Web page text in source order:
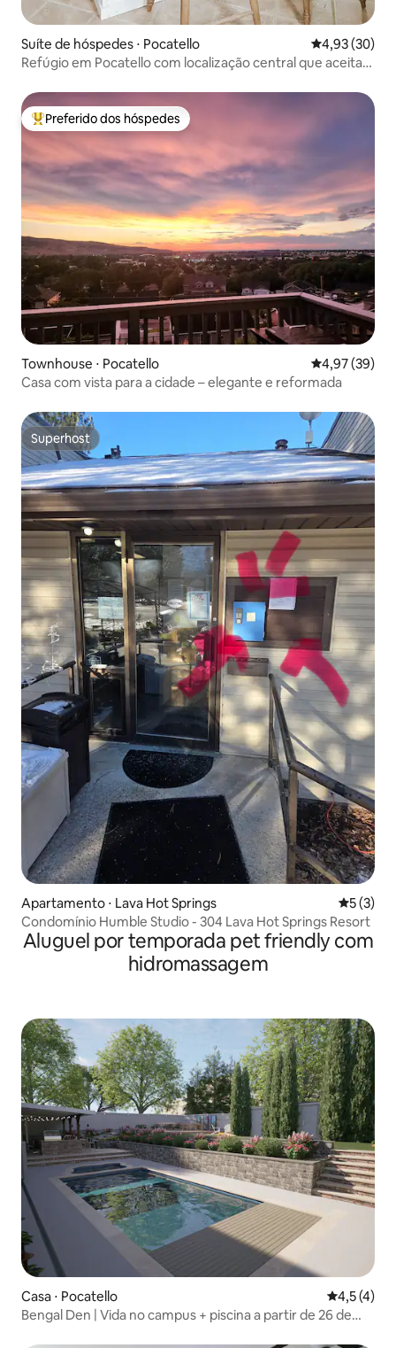
Suíte de hóspedes ⋅ Pocatello 4,93 de uma
4,93 (30)
Refúgio em Pocatello com localização central que aceita
Entre os melhores preferidos dos hóspedes
Preferido dos hóspedes
Townhouse ⋅ Pocatello 4,97 de uma
4,97 (39)
Casa com vista para a cidade – elegante e reformada
Superhost
Superhost
Apartamento ⋅ Lava Hot Springs 5 de
5 (3)
Condomínio Humble Studio - 304 Lava Hot Springs Resort
Aluguel por temporada pet friendly com
hidromassagem
Casa ⋅ Pocatello 4,5 de
4,5 (4)
Bengal Den | Vida no campus + piscina a partir de 26 de